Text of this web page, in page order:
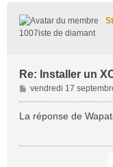
1007iste de diamant
Re: Installer un
M
e
s
vendredi 17
La réponse de